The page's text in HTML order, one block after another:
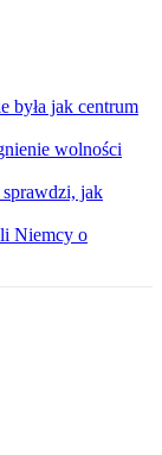
była jak centrum
wolności
sprawdzi, jak
Niemcy o